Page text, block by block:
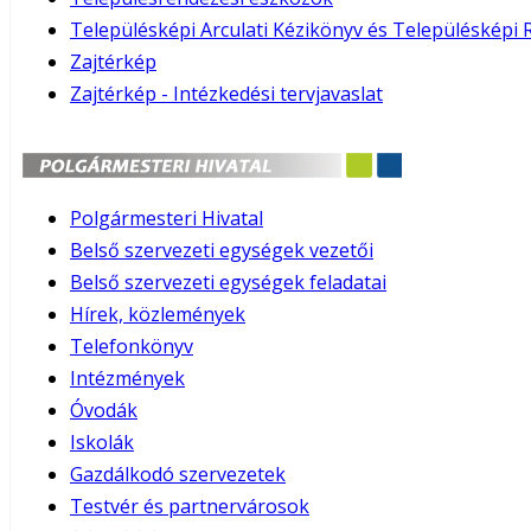
Településképi Arculati Kézikönyv és Településképi
Zajtérkép
Zajtérkép - Intézkedési tervjavaslat
Polgármesteri Hivatal
Belső szervezeti egységek vezetői
Belső szervezeti egységek feladatai
Hírek, közlemények
Telefonkönyv
Intézmények
Óvodák
Iskolák
Gazdálkodó szervezetek
Testvér és partnervárosok